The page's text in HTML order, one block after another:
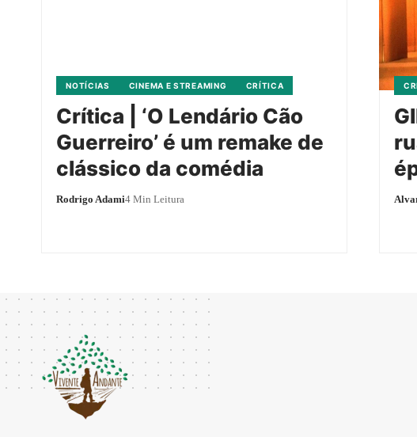
NOTÍCIAS CINEMA E STREAMING CRÍTICA
Crítica | ‘O Lendário Cão
Guerreiro’ é um remake de
clássico da comédia
Rodrigo Adami4 Min Leitura